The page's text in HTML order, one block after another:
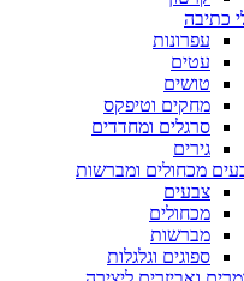
כתיבה
עפרונות
עטים
טושים
מחקים וטיפקס
סרגלים ומחדדים
גירים
מכחולים ומברשות
צבעים
מכחולים
מברשות
ספוגים וגלגלות